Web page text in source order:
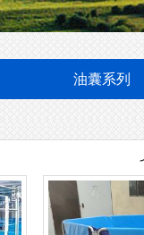
油囊系列